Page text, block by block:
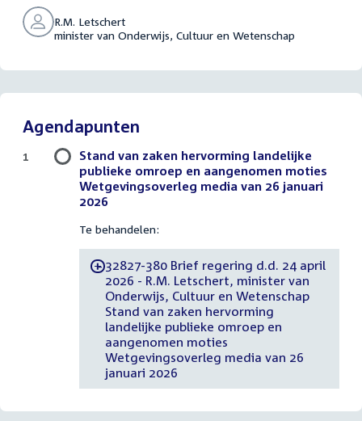
R.M. Letschert
minister van Onderwijs, Cultuur en Wetenschap
Agendapunten
Stand van zaken hervorming landelijke
publieke omroep en aangenomen moties
Wetgevingsoverleg media van 26 januari
2026
Te behandelen:
-32827-380 Brief regering d.d. 24 april
2026 - R.M. Letschert, minister van
Onderwijs, Cultuur en Wetenschap
Stand van zaken hervorming
landelijke publieke omroep en
aangenomen moties
Wetgevingsoverleg media van 26
januari 2026
1